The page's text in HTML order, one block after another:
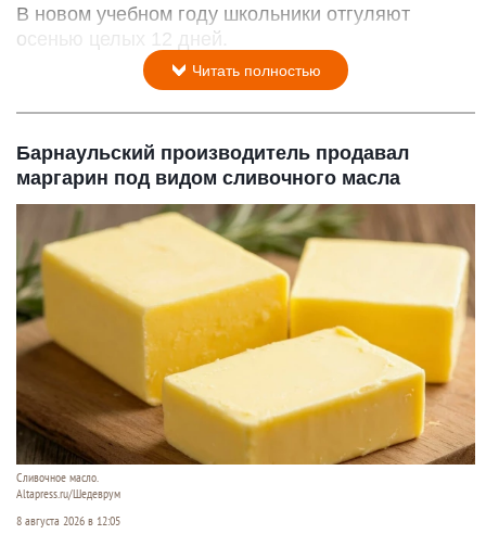
В новом учебном году школьники отгуляют
осенью целых 12 дней.
Читать полностью
Барнаульский производитель продавал
маргарин под видом сливочного масла
Сливочное масло.
Altapress.ru/Шедеврум
8 августа 2026 в 12:05